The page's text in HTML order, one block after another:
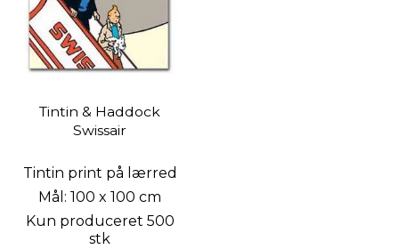
Tintin & Haddock
Swissair
Tintin print på lærred
Mål: 100 x 100 cm
Kun produceret 500
stk